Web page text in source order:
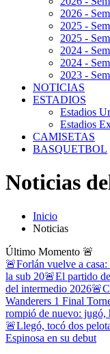
2026 -
2025 -
2025 -
2024 -
2024 -
2023 -
NOTICIAS
ESTADIOS
Estadios
Estadios
CAMISETAS
BASQUETBOL
Noticias
Inicio
Noticias
Último Momento 🚨
🚨Forlán vuelve a
la sub 20🚨El partido
del intermedio 2026
Wanderers 1 Final
rompió de nuevo: jugó,
🚨Llegó, tocó dos
Espinosa en su debut